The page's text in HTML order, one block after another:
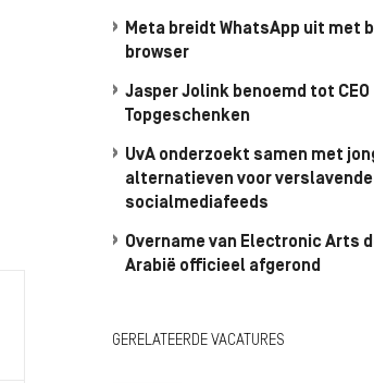
Meta breidt WhatsApp uit met
browser
Jasper Jolink benoemd tot CEO
Topgeschenken
UvA onderzoekt samen met
alternatieven voor verslavende
socialmediafeeds
Overname van Electronic Arts
Arabië officieel afgerond
GERELATEERDE VACATURES